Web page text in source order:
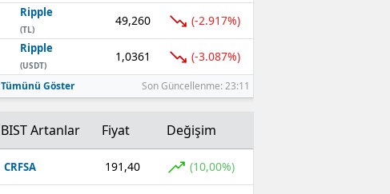
Ripple
(TL)
49,260 (-2.917%)
Ripple
(USDT)
1,0361 (-3.087%)
Tümünü Göster Son Güncellenme: 23:11
BIST Artanlar Fiyat Değişim
CRFSA 191,40 (10,00%)